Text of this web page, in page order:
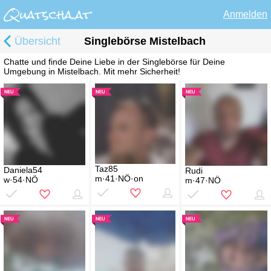
Anmelden
Übersicht Singlebörse Mistelbach
Chatte und finde Deine Liebe in der Singlebörse für Deine
Umgebung in Mistelbach. Mit mehr Sicherheit!
Daniela54
w·54·NÖ
Taz85
m·41·NÖ·on
Rudi
m·47·NÖ